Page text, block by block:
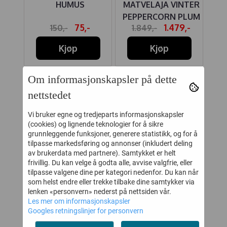
HUMUS
150,-
75,-
Kjøp
MATVELAJA VINTER
PEPPERCORN PLUM
1.849,-
1.479,-
Kjøp
KUNDER SOM SÅ PÅ DETTE SÅ
40% 50%
Om informasjonskapsler på dette
nettstedet
Vi bruker egne og tredjeparts informasjonskapsler
(cookies) og lignende teknologier for å sikre
grunnleggende funksjoner, generere statistikk, og for å
tilpasse markedsføring og annonser (inkludert deling
av brukerdata med partnere). Samtykket er helt
frivillig. Du kan velge å godta alle, avvise valgfrie, eller
tilpasse valgene dine per kategori nedenfor. Du kan når
som helst endre eller trekke tilbake dine samtykker via
lenken «personvern» nederst på nettsiden vår.
Les mer om informasjonskapsler
Googles retningslinjer for personvern